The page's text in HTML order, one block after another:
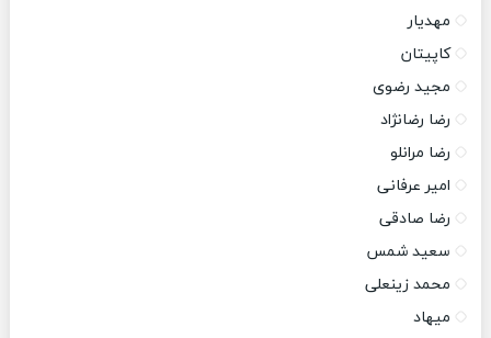
مهدیار
کاپیتان
مجید رضوی
رضا رضانژاد
رضا مرانلو
امیر عرفانی
رضا صادقی
سعید شمس
محمد زینعلی
میهاد